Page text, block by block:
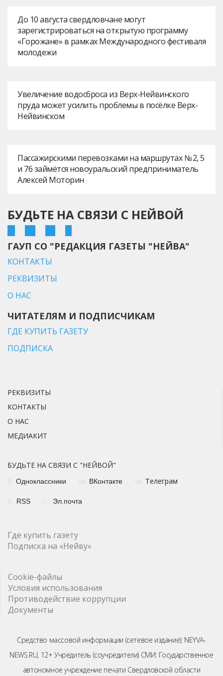
До 10 августа свердловчане могут
зарегистрироваться на открытую программу
«Горожане» в рамках Международного фестиваля
молодежи
Увеличение водосброса из Верх-Нейвинского
пруда может усилить проблемы в посёлке Верх-
Нейвинском
Пассажирскими перевозками на маршрутах № 2, 5
и 76 займётся новоуральский предприниматель
Алексей Моторин
БУДЬТЕ НА СВЯЗИ С НЕЙВОЙ
ГАУП СО "РЕДАКЦИЯ ГАЗЕТЫ "НЕЙВА"
КОНТАКТЫ
РЕКВИЗИТЫ
О НАС
ЧИТАТЕЛЯМ И ПОДПИСЧИКАМ
ГДЕ КУПИТЬ ГАЗЕТУ
ПОДПИСКА
РЕКВИЗИТЫ
КОНТАКТЫ
О НАС
МЕДИАКИТ
БУДЬТЕ НА СВЯЗИ С "НЕЙВОЙ"
Одноклассники ВКонтакте Телеграм
RSS Эл.почта
Где купить газету
Подписка на «Нейву»
Cookie-файлы
Условия использования
Противодействие коррупции
Документы
Средство массовой информации (сетевое издание): NEYVA-
NEWS.RU, 12+ Учредитель (соучредители) СМИ: Государственное
автономное учреждение печати Свердловской области